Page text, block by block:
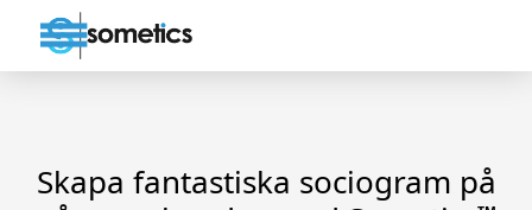
Skapa fantastiska sociogram på